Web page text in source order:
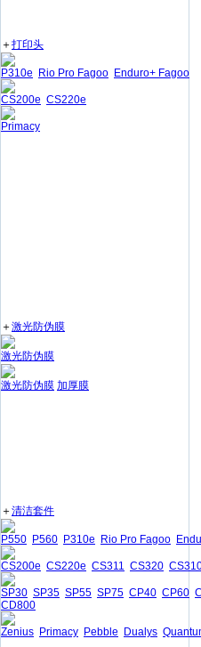
＋打印头
P310e Rio Pro Fagoo Enduro+ Fagoo
CS200e CS220e
Primacy
＋激光防伪膜
激光防伪膜
激光防伪膜 加厚膜
＋清洁套件
P550 P560 P310e Rio Pro Fagoo
CS200e CS220e CS311 CS320
SP30 SP35 SP55 SP75 CP40 CP60
CD800
Zenius Primacy Pebble Dualys